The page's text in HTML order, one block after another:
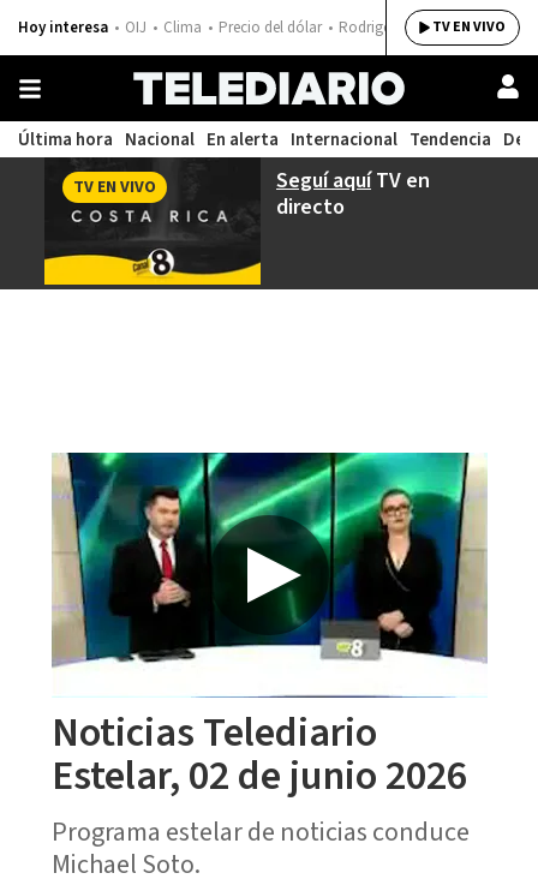
Hoy interesa OIJ Clima Precio del dólar Rodrigo ChavesTV EN VIVO
Última hora Nacional En alerta Internacional Tendencia
Seguí aquíTV en
directo
TV EN VIVO
Noticias Telediario
Estelar, 02 de junio 2026
Programa estelar de noticias conduce
Michael Soto.